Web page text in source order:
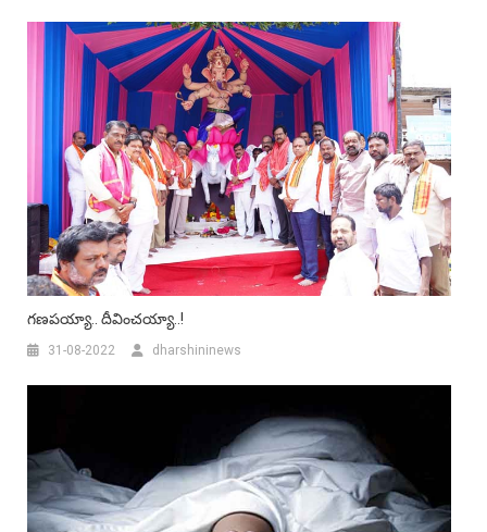
గ‌ణ‌ప‌య్యా.. దీవించ‌య్యా..!
31-08-2022 dharshininews